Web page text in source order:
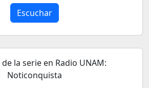
Escuchar